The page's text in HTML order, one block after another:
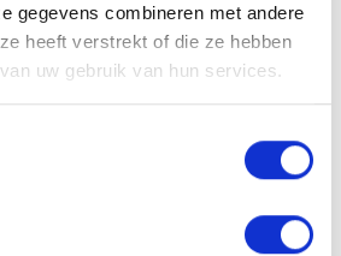
gegevens combineren met andere
heeft verstrekt of die ze hebben
uw gebruik van hun services.
TROMPETKOP 4,8 X 110MM +